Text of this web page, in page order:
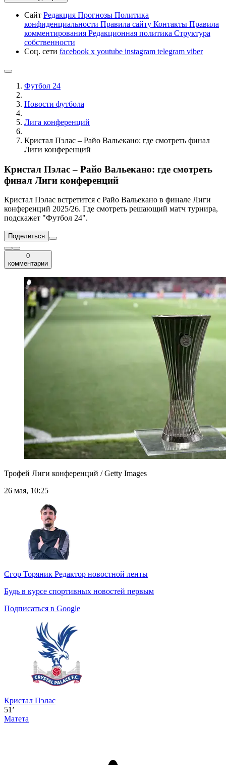
Сайт Редакция Прогнозы Политика
конфиденциальности Правила сайту Контакты Правила
комментирования Редакционная политика Структура
собственности
Соц. сети facebook x youtube instagram telegram viber
Футбол 24
Новости футбола
Лига конференций
Кристал Пэлас – Райо Вальекано: где смотреть финал
Лиги конференций
Кристал Пэлас – Райо Вальекано: где смотреть
финал Лиги конференций
Кристал Пэлас встретится с Райо Вальекано в финале Лиги
конференций 2025/26. Где смотреть решающий матч турнира,
подскажет "Футбол 24".
Поделиться
0
комментарии
Трофей Лиги конференций / Getty Images
26 мая, 10:25
Єгор Торяник Редактор новостной ленты
Будь в курсе спортивных новостей первым
Подписаться в Google
Кристал Пэлас
51’
Матета